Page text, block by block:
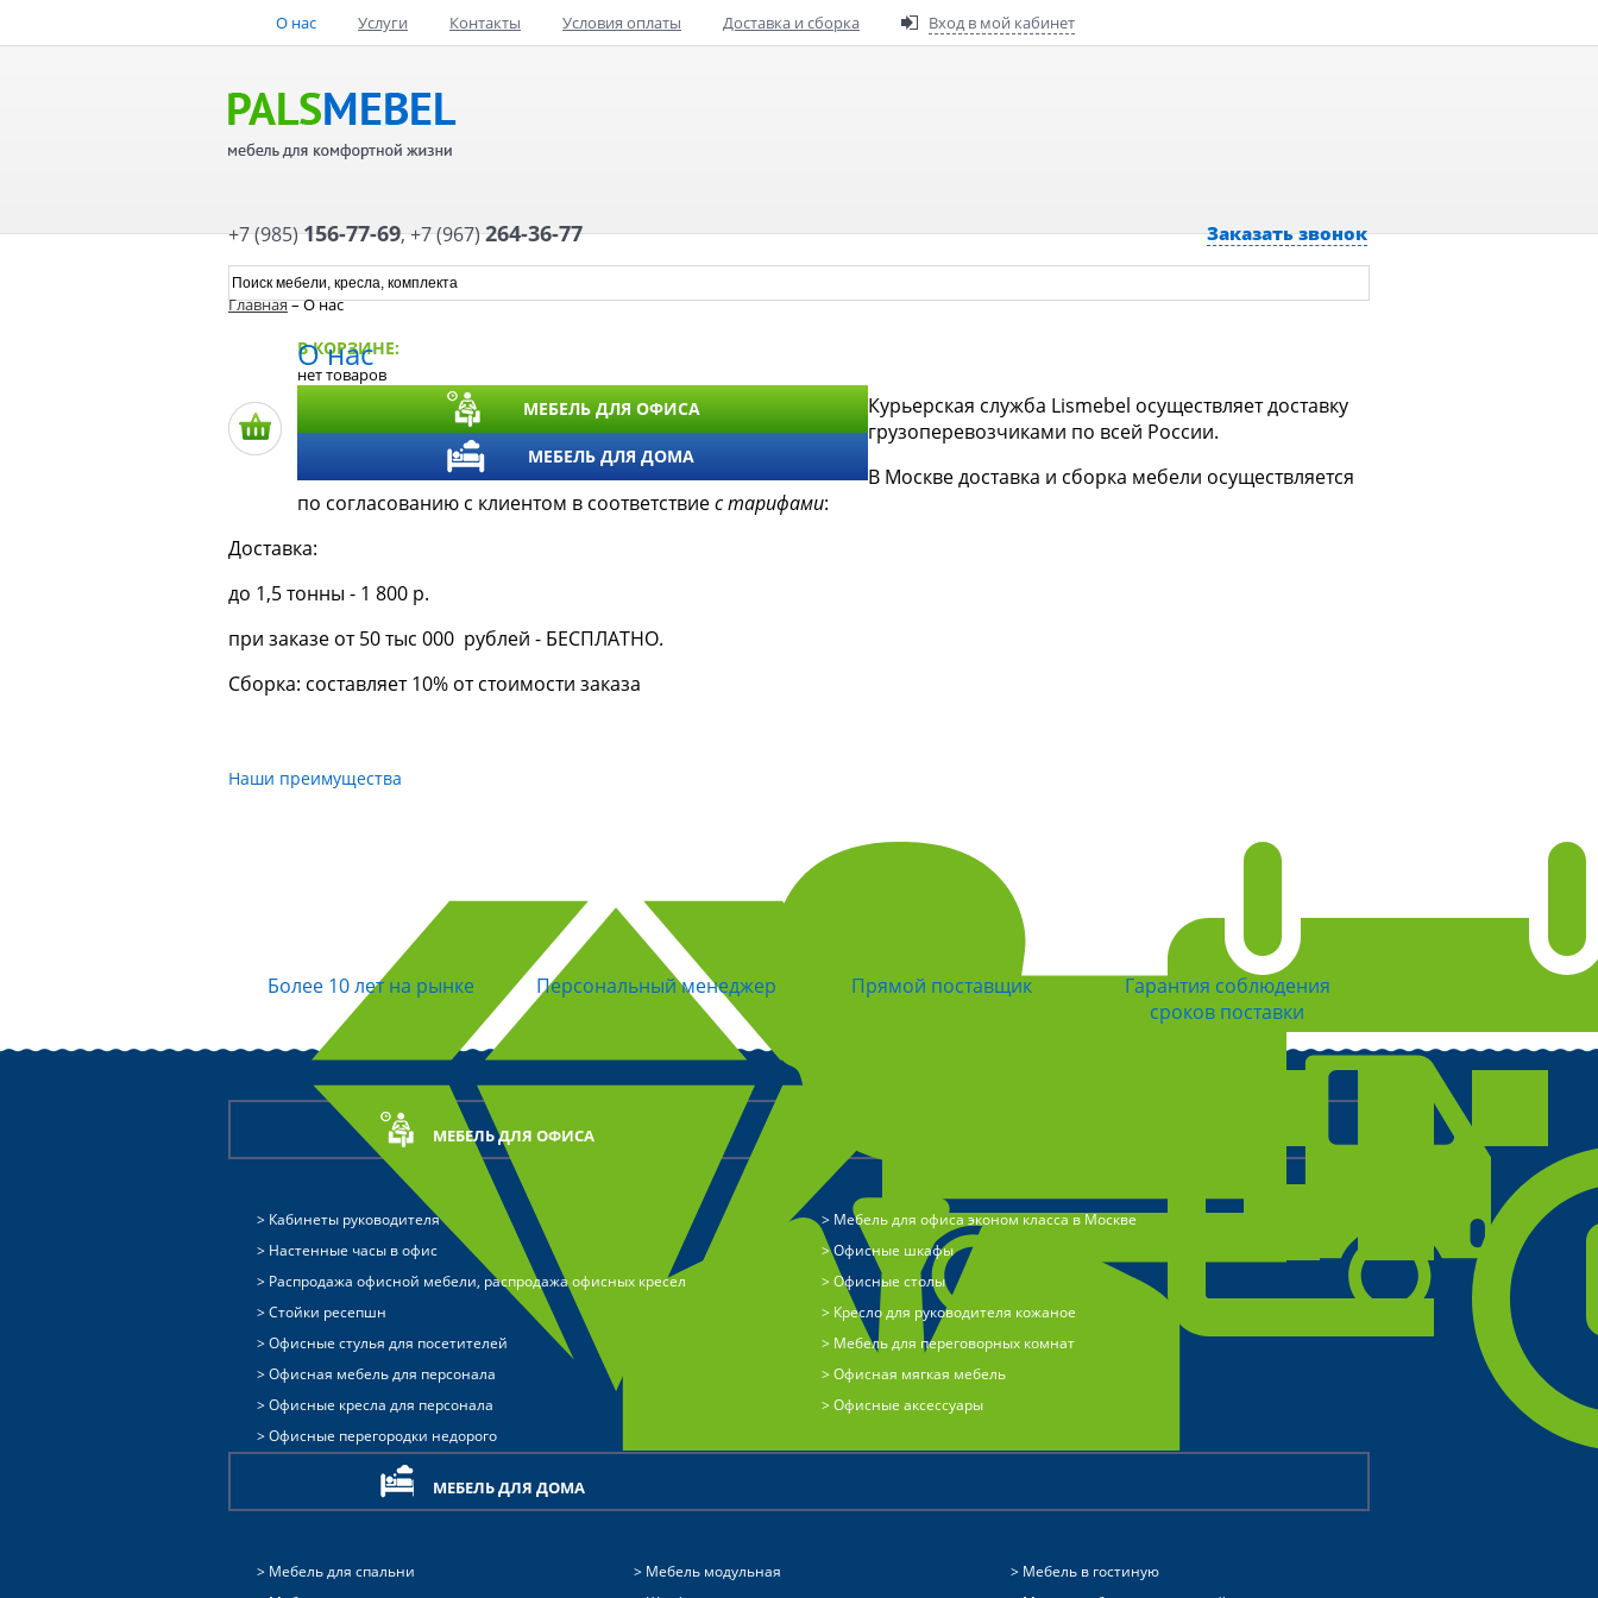
О нас Услуги Контакты Условия оплаты Доставка и сборка Вход в мой кабинет
+7 (985)156-77-69,+7 (967)264-36-77 Заказать звонок
В КОРЗИНЕ:
нет товаров
МЕБЕЛЬ ДЛЯ ОФИСА
МЕБЕЛЬ ДЛЯ ДОМА
Главная– О нас
О нас
Курьерская служба Lismebel осуществляет доставку
грузоперевозчиками по всей России.
В Москве доставка и сборка мебели осуществляется
по согласованию с клиентом в соответствиес тарифами:
Доставка:
до 1,5 тонны - 1 800 р.
при заказе от 50 тыс 000 рублей - БЕСПЛАТНО.
Сборка: составляет 10% от стоимости заказа
Наши преимущества
Более 10 лет на рынке Персональный менеджер Прямой поставщик
Гарантия соблюдения
сроков поставки
МЕБЕЛЬ ДЛЯ ОФИСА
Кабинеты руководителя
Мебель для офиса эконом класса в Москве
Настенные часы в офис
Офисные шкафы
Распродажа офисной мебели, распродажа офисных кресел
Офисные столы
Стойки ресепшн
Кресло для руководителя кожаное
Офисные стулья для посетителей
Мебель для переговорных комнат
Офисная мебель для персонала
Офисная мягкая мебель
Офисные кресла для персонала
Офисные аксессуары
Офисные перегородки недорого
МЕБЕЛЬ ДЛЯ ДОМА
Мебель для спальни Мебель модульная
Мебель в гостиную